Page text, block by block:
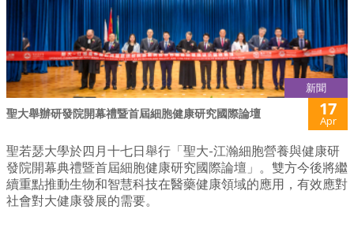
新聞
聖大舉辦研發院開幕禮暨首屆細胞健康研究國際論壇 17
Apr
聖若瑟大學於四月十七日舉行「聖大-江瀚細胞營養與健康研
發院開幕典禮暨首屆細胞健康研究國際論壇」。雙方今後將繼
續重點推動生物和智慧科技在醫藥健康領域的應用，有效應對
社會對大健康發展的需要。